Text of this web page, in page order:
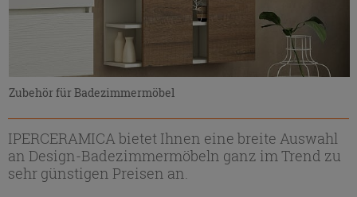
Zubehör für Badezimmermöbel
IPERCERAMICA bietet Ihnen eine breite Auswahl
an Design-Badezimmermöbeln ganz im Trend zu
sehr günstigen Preisen an.